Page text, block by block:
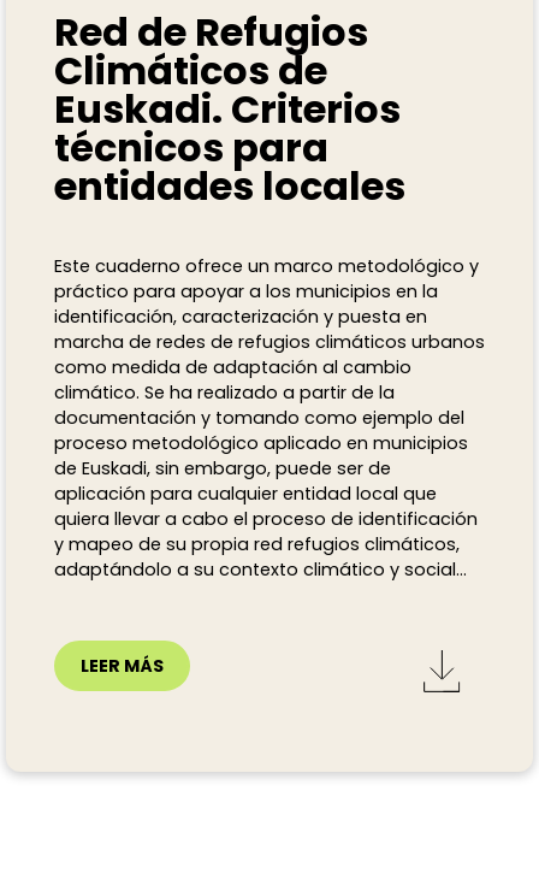
Red de Refugios
Climáticos de
Euskadi. Criterios
técnicos para
entidades locales
Este cuaderno ofrece un marco metodológico y
práctico para apoyar a los municipios en la
identificación, caracterización y puesta en
marcha de redes de refugios climáticos urbanos
como medida de adaptación al cambio
climático. Se ha realizado a partir de la
documentación y tomando como ejemplo del
proceso metodológico aplicado en municipios
de Euskadi, sin embargo, puede ser de
aplicación para cualquier entidad local que
quiera llevar a cabo el proceso de identificación
y mapeo de su propia red refugios climáticos,
adaptándolo a su contexto climático y social...
LEER MÁS